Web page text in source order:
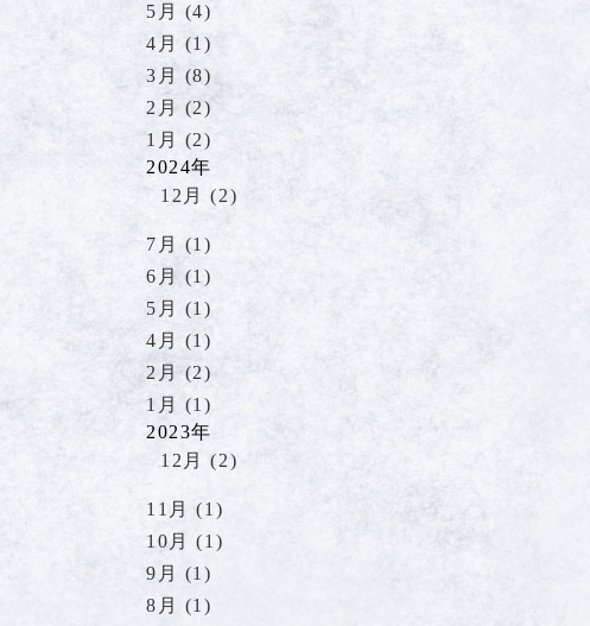
5月 (4)
4月 (1)
3月 (8)
2月 (2)
1月 (2)
2024年
12月 (2)
7月 (1)
6月 (1)
5月 (1)
4月 (1)
2月 (2)
1月 (1)
2023年
12月 (2)
11月 (1)
10月 (1)
9月 (1)
8月 (1)